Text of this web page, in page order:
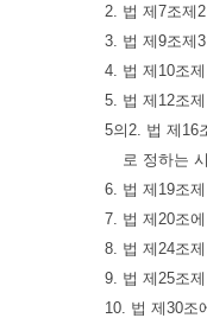
2. 법 제7조제
3. 법 제9조제
4. 법 제10조
5. 법 제12조
5의2. 법 제16
로 정하는
6. 법 제19조
7. 법 제20조
8. 법 제24조
9. 법 제25조
10. 법 제30조